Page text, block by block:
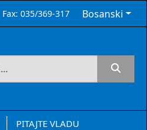
Fax:035/369-317 Bosanski
PITAJTE VLADU